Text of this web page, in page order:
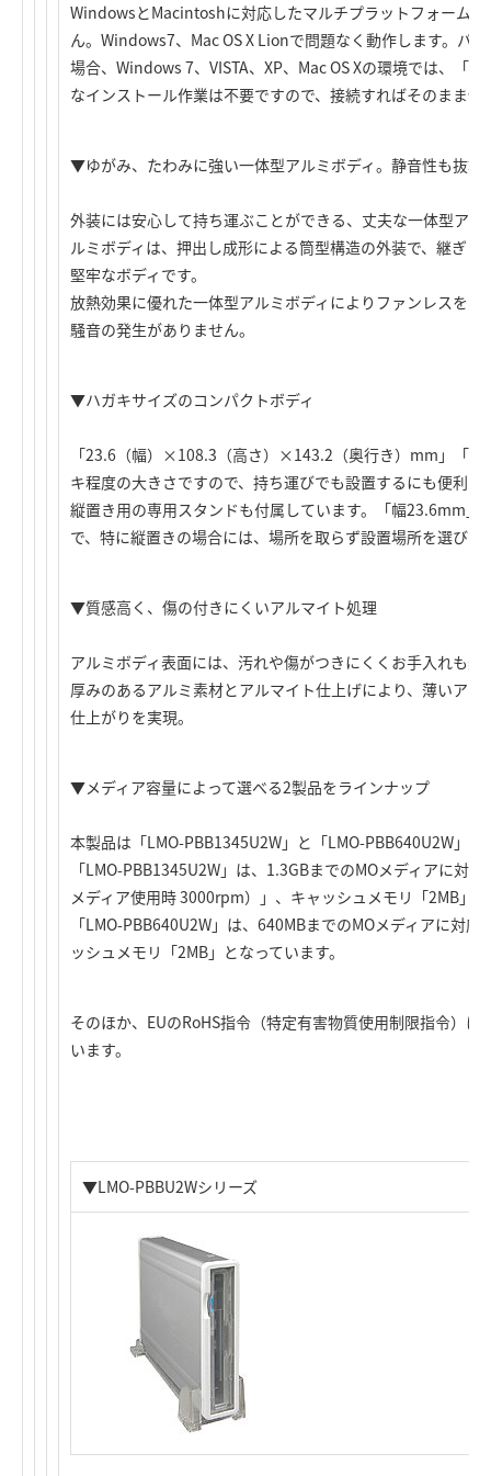
WindowsとMacintoshに対応したマルチプラットフォーム
ん。Windows7、Mac OS X Lionで問題なく動作します。パ
場合、Windows 7、VISTA、XP、Mac OS Xの環境では、「
なインストール作業は不要ですので、接続すればそのまま使
▼ゆがみ、たわみに強い一体型アルミボディ。静音性も抜群
外装には安心して持ち運ぶことができる、丈夫な一体型ア
ルミボディは、押出し成形による筒型構造の外装で、継ぎ
堅牢なボディです。
放熱効果に優れた一体型アルミボディによりファンレスを
騒音の発生がありません。
▼ハガキサイズのコンパクトボディ
「23.6（幅）×108.3（高さ）×143.2（奥行き）mm」「
キ程度の大きさですので、持ち運びでも設置するにも便利
縦置き用の専用スタンドも付属しています。「幅23.6mm」
で、特に縦置きの場合には、場所を取らず設置場所を選びま
▼質感高く、傷の付きにくいアルマイト処理
アルミボディ表面には、汚れや傷がつきにくくお手入れも
厚みのあるアルミ素材とアルマイト仕上げにより、薄いア
仕上がりを実現。
▼メディア容量によって選べる2製品をラインナップ
本製品は「LMO-PBB1345U2W」と「LMO-PBB640U2W」
「LMO-PBB1345U2W」は、1.3GBまでのMOメディアに対
メディア使用時 3000rpm）」、キャッシュメモリ「2MB」。
「LMO-PBB640U2W」は、640MBまでのMOメディアに対
ッシュメモリ「2MB」となっています。
そのほか、EUのRoHS指令（特定有害物質使用制限指令）
います。
▼LMO-PBBU2Wシリーズ